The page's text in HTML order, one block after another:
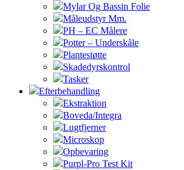
Mylar Og Bassin Folie
Måleudstyr Mm.
PH – EC Målere
Potter – Underskåle
Plantestøtte
Skadedyrskontrol
Tasker
Efterbehandling
Ekstraktion
Boveda/Integra
Lugtfjerner
Microskop
Opbevaring
Purpl-Pro Test Kit